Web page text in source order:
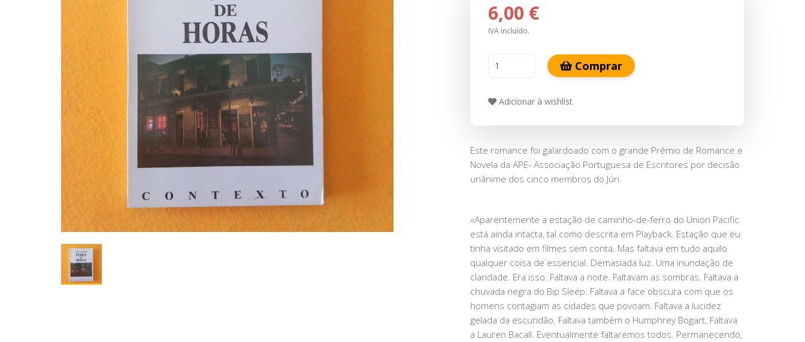
6,00 €
IVA incluído.
Comprar
Adicionar à wishlist
Este romance foi galardoado com o grande Prémio de Romance e
Novela da APE- Associação Portuguesa de Escritores por decisão
unânime dos cinco membros do Júri.
«Aparentemente a estação de caminho-de-ferro do Union Pacific
está ainda intacta, tal como descrita em Playback. Estação que eu
tinha visitado em filmes sem conta. Mas faltava em tudo aquilo
qualquer coisa de essencial. Demasiada luz. Uma inundação de
claridade. Era isso. Faltava a noite. Faltavam as sombras. Faltava a
chuvada negra do Bip Sleep. Faltava a face obscura com que os
homens contagiam as cidades que povoam. Faltava a lucidez
gelada da escuridão. Faltava também o Humphrey Bogart. Faltava
a Lauren Bacall. Eventualmente faltaremos todos. Permanecendo,